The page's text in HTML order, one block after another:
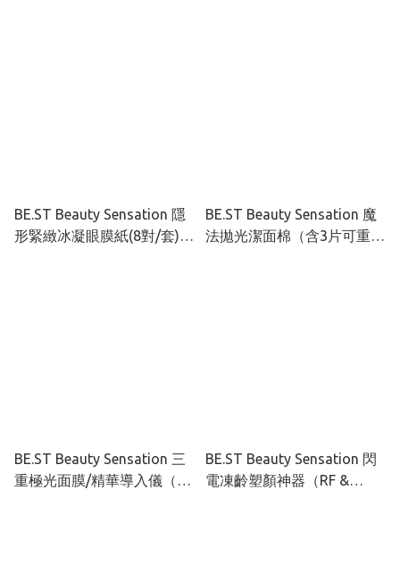
BE.ST Beauty Sensation 隱
形緊緻冰凝眼膜紙(8對/套)
BE.ST Beauty Sensation 魔
法拋光潔面棉（含3片可重用
BE.ST Beauty Sensation 三
重極光面膜/精華導入儀（非
BE.ST Beauty Sensation 閃
電凍齡塑顏神器（RF &